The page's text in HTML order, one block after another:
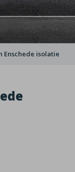
Enschede isolatie